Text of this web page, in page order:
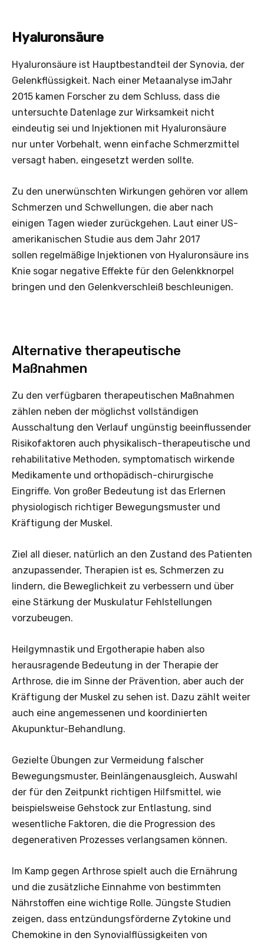
Hyaluronsäure
Hyaluronsäure ist Hauptbestandteil der Synovia, der
Gelenkflüssigkeit. Nach einer Metaanalyse imJahr
2015 kamen Forscher zu dem Schluss, dass die
untersuchte Datenlage zur Wirksamkeit nicht
eindeutig sei und Injektionen mit Hyaluronsäure
nur unter Vorbehalt, wenn einfache Schmerzmittel
versagt haben, eingesetzt werden sollte.
Zu den unerwünschten Wirkungen gehören vor allem
Schmerzen und Schwellungen, die aber nach
einigen Tagen wieder zurückgehen. Laut einer US-
amerikanischen Studie aus dem Jahr 2017
sollen regel­mäßige Injektionen von Hyaluronsäure ins
Knie sogar negative Effekte für den Gelenk­knorpel
bringen und den Gelenkverschleiß beschleunigen.
Alternative therapeutische
Maßnahmen
Zu den verfügbaren therapeutischen Maßnahmen
zählen neben der möglichst vollständigen
Ausschaltung den Verlauf ungünstig beeinflussender
Risikofaktoren auch physikalisch-therapeutische und
rehabilitative Methoden, symptomatisch wirkende
Medikamente und orthopädisch-chirurgische
Eingriffe. Von großer Bedeutung ist das Erlernen
physiologisch richtiger Bewegungsmuster und
Kräftigung der Muskel.
Ziel all dieser, natürlich an den Zustand des Patienten
anzupassender, Therapien ist es, Schmerzen zu
lindern, die Beweglichkeit zu verbessern und über
eine Stärkung der Muskulatur Fehlstellungen
vorzubeugen.
Heilgymnastik und Ergotherapie haben also
herausragende Bedeutung in der Therapie der
Arthrose, die im Sinne der Prävention, aber auch der
Kräftigung der Muskel zu sehen ist. Dazu zählt weiter
auch eine angemessenen und koordinierten
Akupunktur-Behandlung.
Gezielte Übungen zur Vermeidung falscher
Bewegungsmuster, Beinlängenausgleich, Auswahl
der für den Zeitpunkt richtigen Hilfsmittel, wie
beispielsweise Gehstock zur Entlastung, sind
wesentliche Faktoren, die die Progression des
degenerativen Prozesses verlangsamen können.
Im Kamp gegen Arthrose spielt auch die Ernährung
und die zusätzliche Einnahme von bestimmten
Nährstoffen eine wichtige Rolle. Jüngste Studien
zeigen, dass entzündungsförderne Zytokine und
Chemokine in den Synovialflüssigkeiten von